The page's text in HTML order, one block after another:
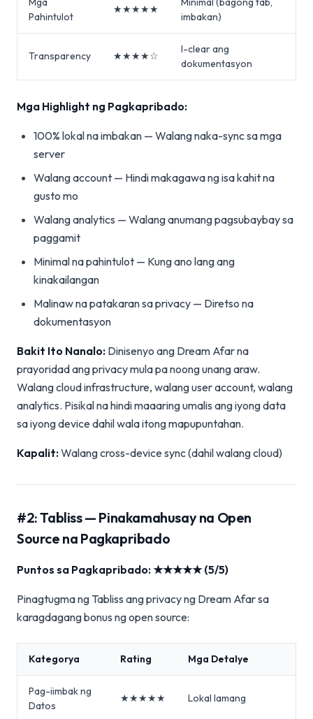
Pahintulot
★★★★★
imbakan)
Transparency ★★★★☆
I-clear ang
dokumentasyon
Mga Highlight ng Pagkapribado:
100% lokal na imbakan — Walang naka-sync sa mga
server
Walang account — Hindi makagawa ng isa kahit na
gusto mo
Walang analytics — Walang anumang pagsubaybay sa
paggamit
Minimal na pahintulot — Kung ano lang ang
kinakailangan
Malinaw na patakaran sa privacy — Diretso na
dokumentasyon
Bakit Ito Nanalo: Dinisenyo ang Dream Afar na
prayoridad ang privacy mula pa noong unang araw.
Walang cloud infrastructure, walang user account, walang
analytics. Pisikal na hindi maaaring umalis ang iyong data
sa iyong device dahil wala itong mapupuntahan.
Kapalit:Walang cross-device sync (dahil walang cloud)
#2: Tabliss — Pinakamahusay na Open
Source na Pagkapribado
Puntos sa Pagkapribado: ★★★★★ (5/5)
Pinagtugma ng Tabliss ang privacy ng Dream Afar sa
karagdagang bonus ng open source:
Kategorya Rating Mga Detalye
Pag-iimbak ng
Datos
★★★★★ Lokal lamang